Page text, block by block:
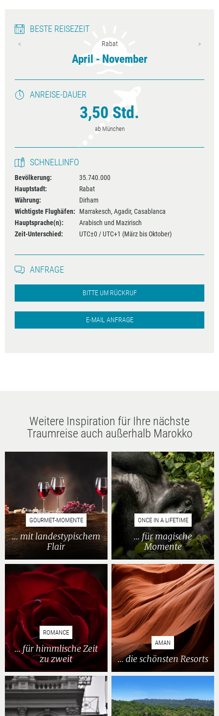
BESTE REISEZEIT
Rabat
April - November
ANREISE-DAUER
3,50 Std.
ab München
SCHNELLINFO
Bevölkerung:
35.740.000
Hauptstadt:
Rabat
Währung:
Dirham
Wichtigste Flughäfen: Marrakesch, Agadir, Casablanca
Hauptsprache(n):
Arabisch und Mazirisch
Zeit-Unterschied:
UTC±0 / UTC+1 (März bis Oktober)
ANFRAGE
BITTE UM RÜCKRUF
E-MAIL ANFRAGE
Weitere Inspiration für Ihre nächste
Traumreise auch außerhalb Marokko
GOURMET-MOMENTE
... mit landestypischem
Flair
ONCE IN A LIFETIME
... für magische
Momente
ROMANCE
... für himmlische Zeit
zu zweit
AMAN
... die schönsten Resorts